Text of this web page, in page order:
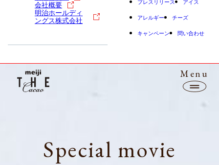
会社概要
明治ホールディ
ングス株式会社
プレスリリース アイス
アレルギー チーズ
キャンペーン 問い合わせ
Menu
Special movie